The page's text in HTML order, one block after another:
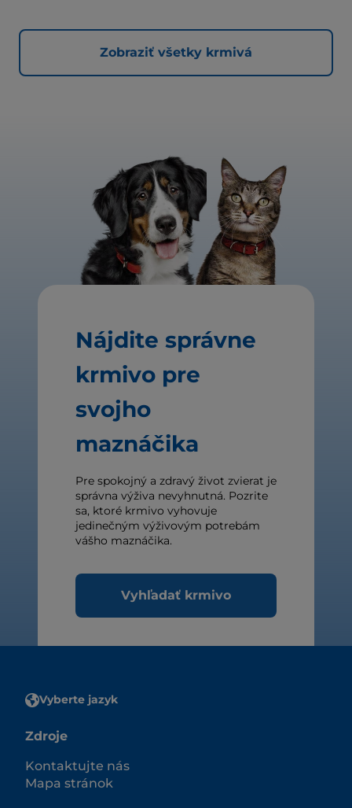
Zobraziť všetky krmivá
Nájdite správne
krmivo pre
svojho
maznáčika
Pre spokojný a zdravý život zvierat je
správna výživa nevyhnutná. Pozrite
sa, ktoré krmivo vyhovuje
jedinečným výživovým potrebám
vášho maznáčika.
Vyhľadať krmivo
Vyberte jazyk
Zdroje
Kontaktujte nás
Mapa stránok